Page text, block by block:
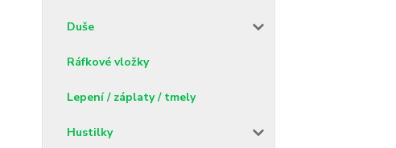
Duše
Ráfkové vložky
Lepení / záplaty / tmely
Hustilky